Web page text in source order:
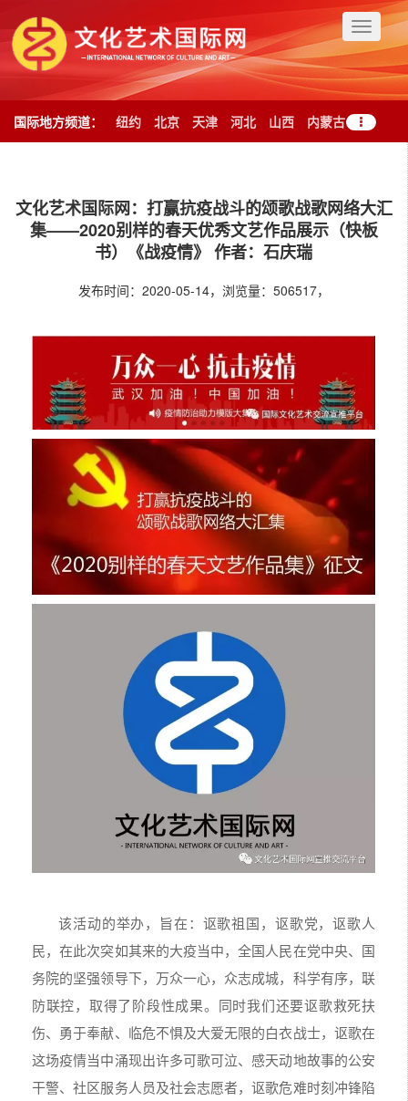
Toggle
国际地方频道： 纽约 北京 天津 河北 山西 内蒙古
山东 河南 湖北 湖南 广东 广西 海南 重庆 四川 贵州
陕西 甘肃 青海 宁夏 新疆 台湾
文化艺术国际网：打赢抗疫战斗的颂歌战歌网络大汇
集——2020别样的春天优秀文艺作品展示（快板
书）《战疫情》 作者：石庆瑞
发布时间：2020-05-14，浏览量：506517，
该活动的举办，旨在：讴歌祖国，讴歌党，讴歌人
民，在此次突如其来的大疫当中，全国人民在党中央、国
务院的坚强领导下，万众一心，众志成城，科学有序，联
防联控，取得了阶段性成果。同时我们还要讴歌救死扶
伤、勇于奉献、临危不惧及大爱无限的白衣战士，讴歌在
这场疫情当中涌现出许多可歌可泣、感天动地故事的公安
干警、社区服务人员及社会志愿者，讴歌危难时刻冲锋陷